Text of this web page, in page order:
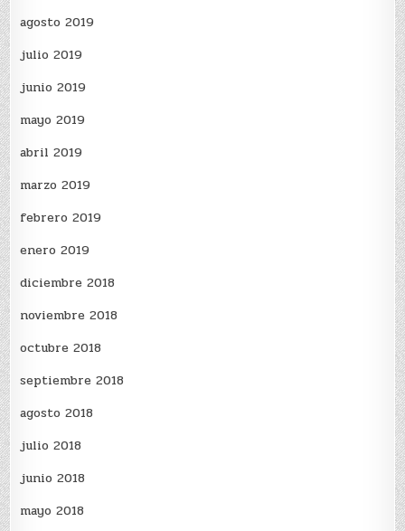
agosto 2019
julio 2019
junio 2019
mayo 2019
abril 2019
marzo 2019
febrero 2019
enero 2019
diciembre 2018
noviembre 2018
octubre 2018
septiembre 2018
agosto 2018
julio 2018
junio 2018
mayo 2018